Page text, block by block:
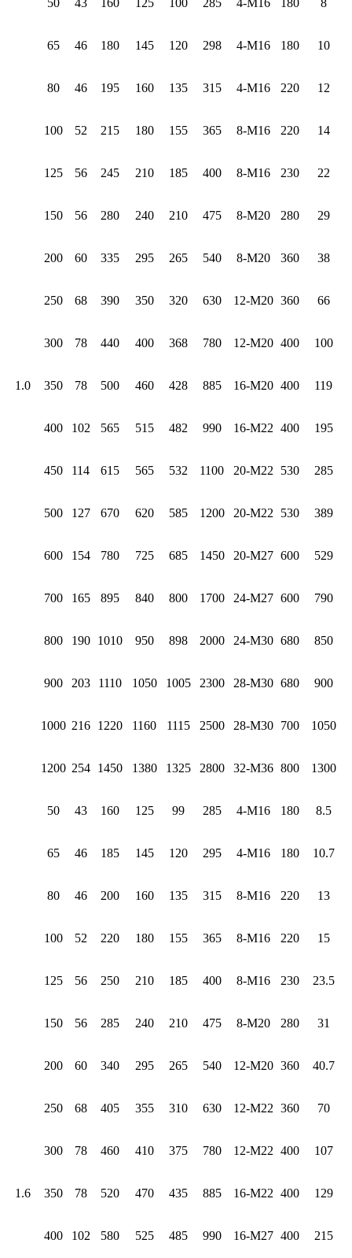
1.0
65 46 180 145 120 298 4-M16 180 10
80 46 195 160 135 315 4-M16 220 12
100 52 215 180 155 365 8-M16 220 14
125 56 245 210 185 400 8-M16 230 22
150 56 280 240 210 475 8-M20 280 29
200 60 335 295 265 540 8-M20 360 38
250 68 390 350 320 630 12-M20 360 66
300 78 440 400 368 780 12-M20 400 100
350 78 500 460 428 885 16-M20 400 119
400 102 565 515 482 990 16-M22 400 195
450 114 615 565 532 1100 20-M22 530 285
500 127 670 620 585 1200 20-M22 530 389
600 154 780 725 685 1450 20-M27 600 529
700 165 895 840 800 1700 24-M27 600 790
800 190 1010 950 898 2000 24-M30 680 850
900 203 1110 1050 1005 2300 28-M30 680 900
1000 216 1220 1160 1115 2500 28-M30 700 1050
1200 254 1450 1380 1325 2800 32-M36 800 1300
1.6
50 43 160 125 99 285 4-M16 180 8.5
65 46 185 145 120 295 4-M16 180 10.7
80 46 200 160 135 315 8-M16 220 13
100 52 220 180 155 365 8-M16 220 15
125 56 250 210 185 400 8-M16 230 23.5
150 56 285 240 210 475 8-M20 280 31
200 60 340 295 265 540 12-M20 360 40.7
250 68 405 355 310 630 12-M22 360 70
300 78 460 410 375 780 12-M22 400 107
350 78 520 470 435 885 16-M22 400 129
400 102 580 525 485 990 16-M27 400 215